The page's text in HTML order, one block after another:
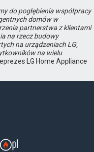
do pogłębienia współpracy
domów w
partnerstwa z klientami
na rzecz budowy
na urządzeniach LG,
na wielu
LG Home Appliance